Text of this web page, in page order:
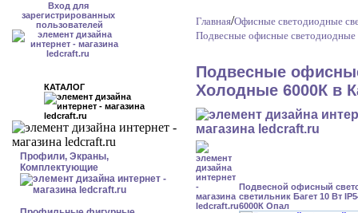
Вход для
зарегистрированных
пользователей
КАТАЛОГ
Профили, Экраны,
Комплектующие
Главная/Офисные светодиодные
Подвесные офисные светодиодные
Подвесные
Холодные 6000К в
Подвесной офисный
светильник Багет 10 Вт
6000К Опал